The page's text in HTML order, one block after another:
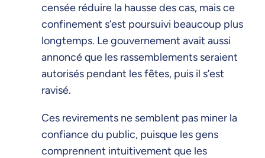
censée réduire la hausse des cas, mais ce
confinement s’est poursuivi beaucoup plus
longtemps. Le gouvernement avait aussi
annoncé que les rassemblements seraient
autorisés pendant les fêtes, puis il s’est
ravisé.
Ces revirements ne semblent pas miner la
confiance du public, puisque les gens
comprennent intuitivement que les